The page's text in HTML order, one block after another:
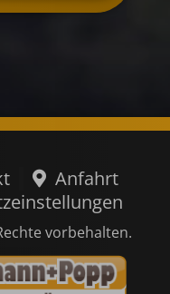
Anfahrt
vorbehalten.